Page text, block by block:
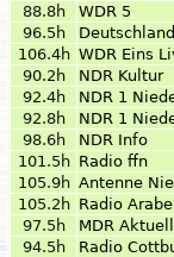
88.8h
WDR 5
96.5h
106.4h WDR Eins
90.2h
NDR Kultur
92.4h
NDR 1
92.8h
NDR 1
98.6h
NDR Info
101.5h Radio ffn
105.9h Antenne
105.2h Radio
97.5h
MDR Aktuell
94.5h
Radio